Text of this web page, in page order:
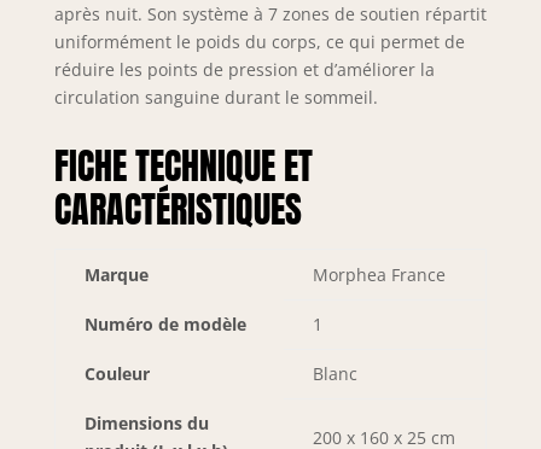
après nuit. Son système à 7 zones de soutien répartit
uniformément le poids du corps, ce qui permet de
réduire les points de pression et d’améliorer la
circulation sanguine durant le sommeil.
FICHE TECHNIQUE ET
CARACTÉRISTIQUES
Marque Morphea France
Numéro de modèle 1
Couleur Blanc
Dimensions du
200 x 160 x 25 cm